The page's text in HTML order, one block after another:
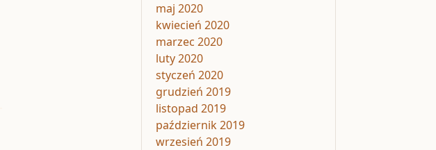
maj 2020
kwiecień 2020
marzec 2020
luty 2020
styczeń 2020
grudzień 2019
listopad 2019
październik 2019
wrzesień 2019